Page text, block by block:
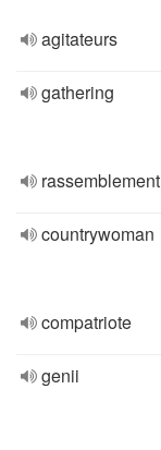
agitateurs
gathering
rassemblement
countrywoman
compatriote
genii